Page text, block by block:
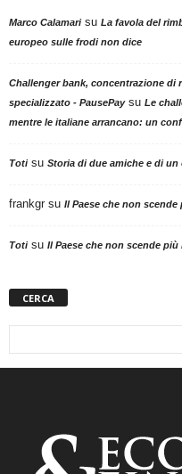
Marco Calamarisu La favola del
europeo sulle frodi non dice
Challenger bank, concentrazione di
specializzato - PausePaysu Le
mentre le italiane arrancano: un
Totisu Storia di due amiche e di un
frankgr su Il Paese che non
Totisu Il Paese che non scende più
CERCA